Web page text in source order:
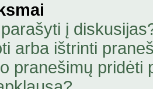
į
arba ištrinti
pranešimų pridėti